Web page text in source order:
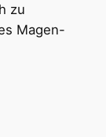
zu
Magen-